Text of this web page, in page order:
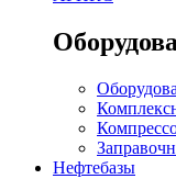
Нефтебазы